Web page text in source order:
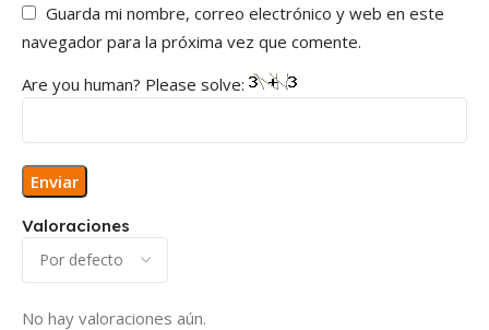
Valoraciones
No hay valoraciones aún.
Guarda mi nombre, correo electrónico y web en este
navegador para la próxima vez que comente.
Are you human? Please solve: